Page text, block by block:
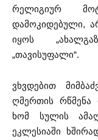
რელიგიურ
დამოკიდებული,
იყოს
„თავისუფალი“.
ვხვდებით
ღმერთის რწმენა
ხომ სულის
ეკლესიაში